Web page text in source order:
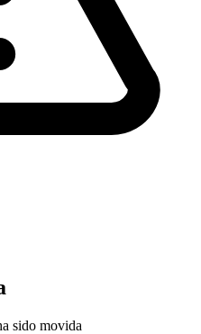
sido movida